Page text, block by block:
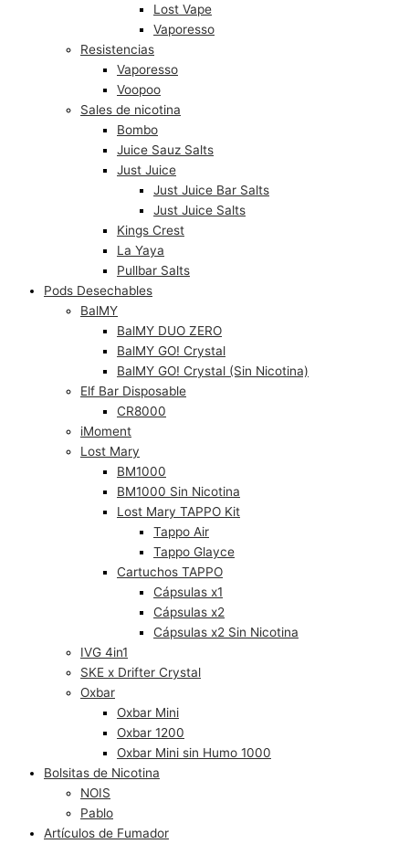
Lost Vape
Vaporesso
Resistencias
Vaporesso
Voopoo
Sales de nicotina
Bombo
Juice Sauz Salts
Just Juice
Just Juice Bar Salts
Just Juice Salts
Kings Crest
La Yaya
Pullbar Salts
Pods Desechables
BalMY
BalMY DUO ZERO
BalMY GO! Crystal
BalMY GO! Crystal (Sin Nicotina)
Elf Bar Disposable
CR8000
iMoment
Lost Mary
BM1000
BM1000 Sin Nicotina
Lost Mary TAPPO Kit
Tappo Air
Tappo Glayce
Cartuchos TAPPO
Cápsulas x1
Cápsulas x2
Cápsulas x2 Sin Nicotina
IVG 4in1
SKE x Drifter Crystal
Oxbar
Oxbar Mini
Oxbar 1200
Oxbar Mini sin Humo 1000
Bolsitas de Nicotina
NOIS
Pablo
Artículos de Fumador